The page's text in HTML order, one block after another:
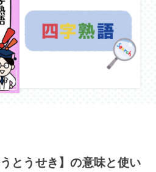
とうせき】の意味と使い